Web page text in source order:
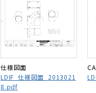
仕様図面
LDIF_仕様図面_2013021
8.pdf